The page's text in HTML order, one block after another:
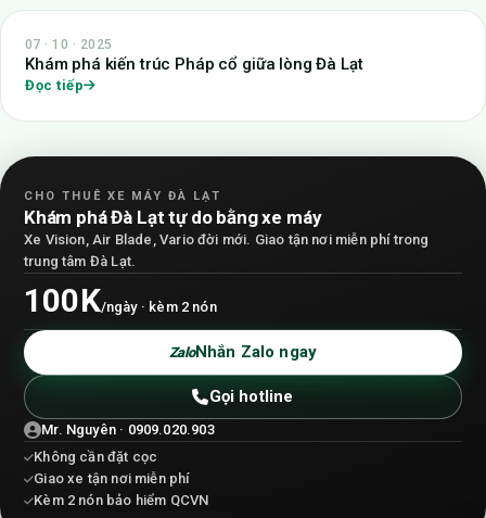
07 · 10 · 2025
Khám phá kiến trúc Pháp cổ giữa lòng Đà Lạt
Đọc tiếp
CHO THUÊ XE MÁY ĐÀ LẠT
Khám phá Đà Lạt tự do bằng xe máy
Xe Vision, Air Blade, Vario đời mới. Giao tận nơi miễn phí trong
trung tâm Đà Lạt.
100K/ngày · kèm 2 nón
ZaloNhắn Zalo ngay
Gọi hotline
Mr. Nguyên · 0909.020.903
Không cần đặt cọc
Giao xe tận nơi miễn phí
Kèm 2 nón bảo hiểm QCVN